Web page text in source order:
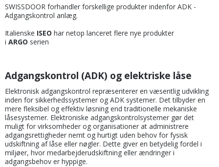
SWISSDOOR forhandler forskellige produkter indenfor ADK -
Adgangskontrol anlæg.
Italienske ISEO har netop lanceret flere nye produkter
i ARGO serien
Adgangskontrol (ADK) og elektriske låse
Elektronisk adgangskontrol repræsenterer en væsentlig udvikling
inden for sikkerhedssystemer og ADK systemer. Det tilbyder en
mere fleksibel og effektiv løsning end traditionelle mekaniske
låsesystemer. Elektroniske adgangskontrolsystemer gør det
muligt for virksomheder og organisationer at administrere
adgangsrettigheder nemt og hurtigt uden behov for fysisk
udskiftning af låse eller nøgler. Dette giver en betydelig fordel i
miljøer, hvor medarbejderudskiftning eller ændringer i
adgangsbehov er hyppige.